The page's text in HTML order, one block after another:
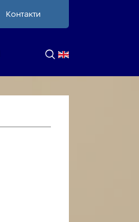
Контакти